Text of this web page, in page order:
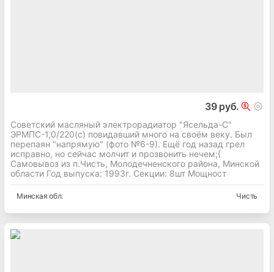
39 руб.
Советский масляный электрорадиатор "Ясельда-С"
ЭРМПС-1,0/220(с) повидавший много на своём веку. Был
перепаян "напрямую" (фото №6-9). Ещё год назад грел
исправно, но сейчас молчит и прозвонить нечем;{
Самовывоз из п.Чисть, Молодечненского района, Минской
области Год выпуска: 1993г. Секции: 8шт Мощност
Минская обл. Чисть